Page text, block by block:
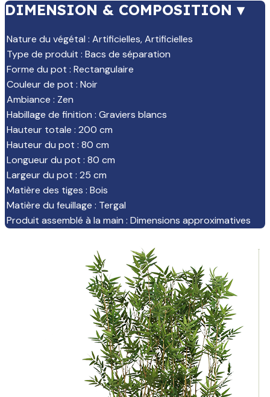
DIMENSION & COMPOSITION ▾
Nature du végétal : Artificielles,Artificielles
Type de produit : Bacs de séparation
Forme du pot : Rectangulaire
Couleur de pot : Noir
Ambiance : Zen
Habillage de finition : Graviers blancs
Hauteur totale : 200 cm
Hauteur du pot : 80 cm
Longueur du pot : 80 cm
Largeur du pot : 25 cm
Matière des tiges : Bois
Matière du feuillage : Tergal
Produit assemblé à la main : Dimensions approximatives